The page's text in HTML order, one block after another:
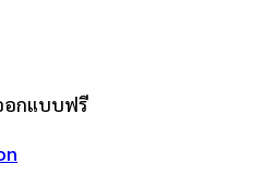
อกแบบฟรี